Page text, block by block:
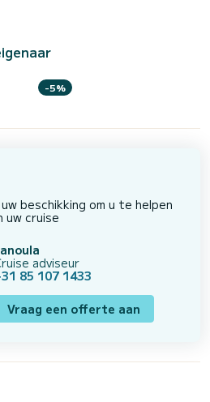
-5%
beschikking om u te helpen
uw cruise
adviseur
85 107 1433
Vraag een offerte aan